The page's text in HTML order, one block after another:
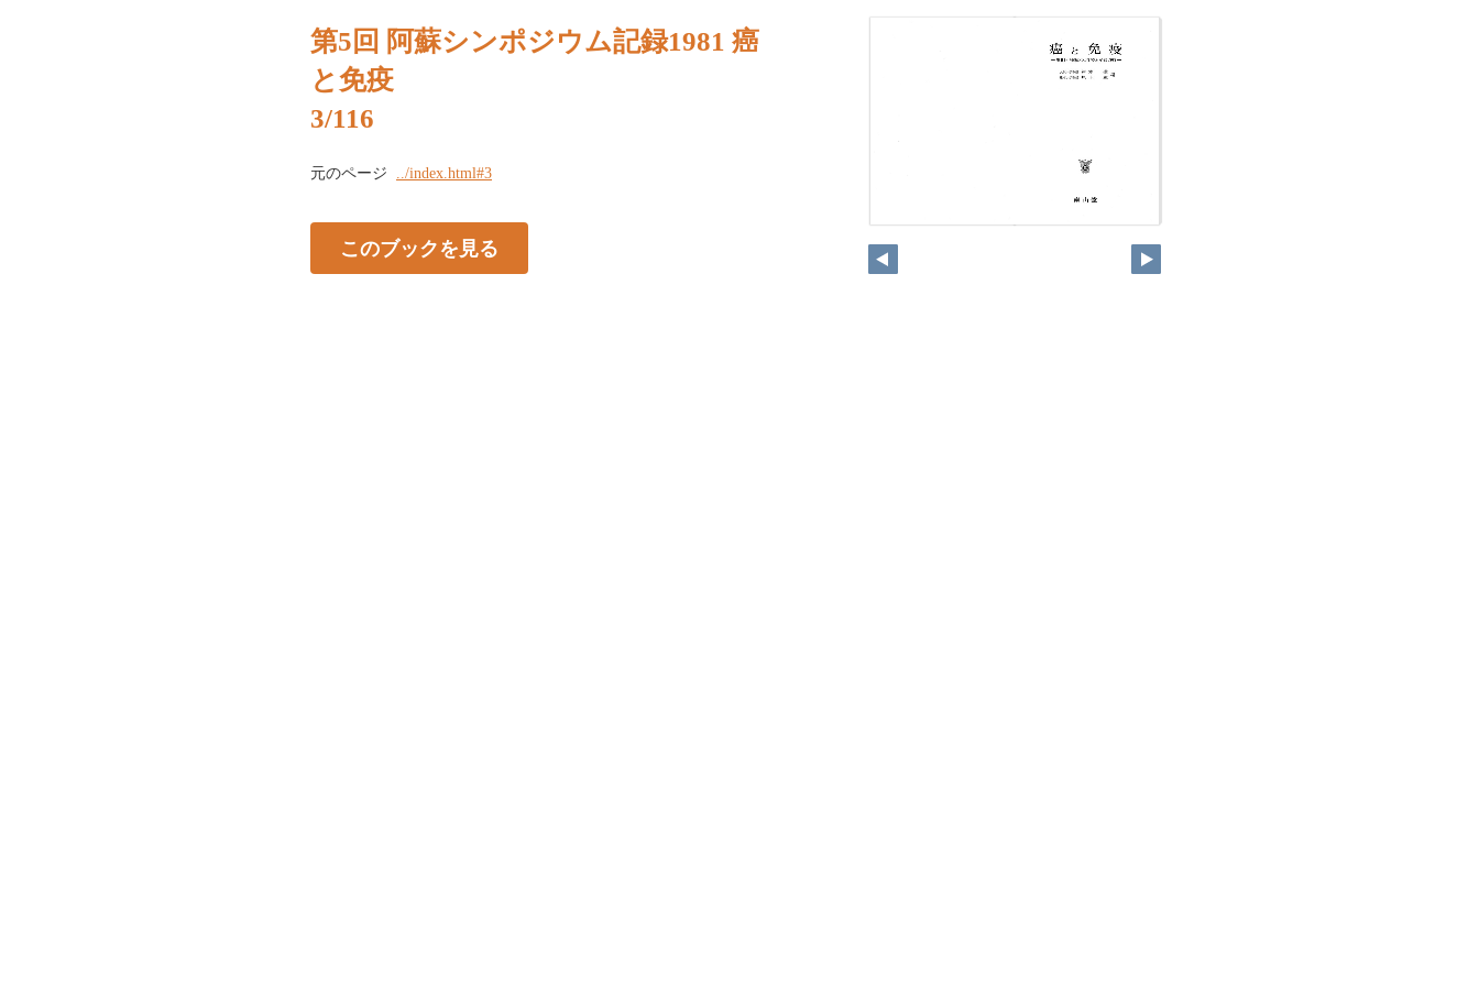
第5回 阿蘇シンポジウム記録1981 癌
と免疫
3/116
元のページ ../index.html#3
このブックを見る